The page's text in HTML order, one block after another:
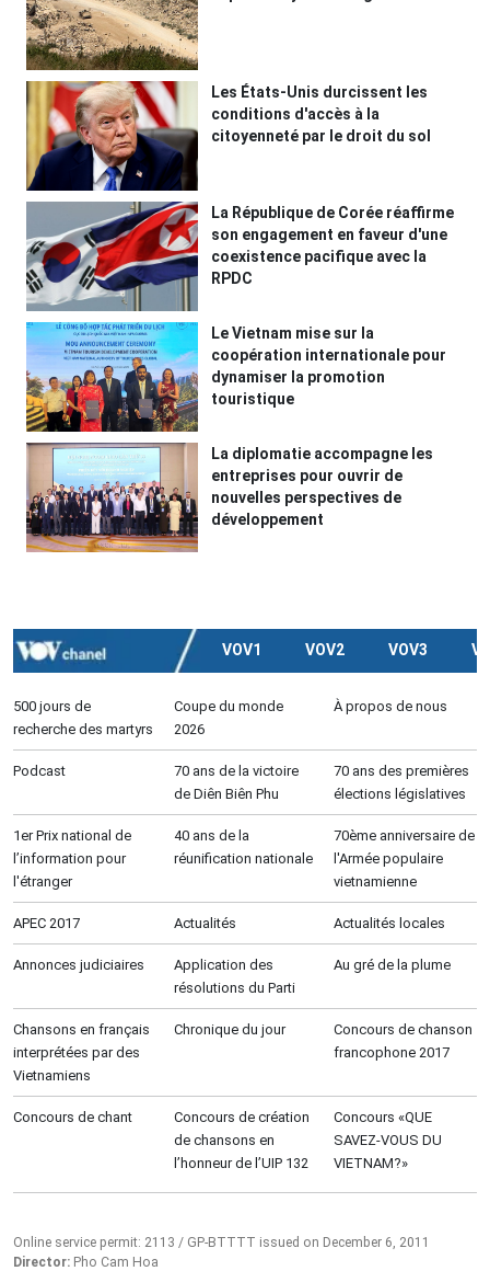
Les États-Unis durcissent les
conditions d'accès à la
citoyenneté par le droit du sol
La République de Corée réaffirme
son engagement en faveur d'une
coexistence pacifique avec la
RPDC
Le Vietnam mise sur la
coopération internationale pour
dynamiser la promotion
touristique
La diplomatie accompagne les
entreprises pour ouvrir de
nouvelles perspectives de
développement
VOV1 VOV2 VOV3
500 jours de
recherche des martyrs
Coupe du monde
2026
À propos de nous
Podcast
70 ans de la victoire
de Diên Biên Phu
70 ans des premières
élections législatives
1er Prix national de
l’information pour
l'étranger
40 ans de la
réunification nationale
70ème anniversaire de
l'Armée populaire
vietnamienne
APEC 2017 Actualités Actualités locales
Annonces judiciaires
Application des
résolutions du Parti
Au gré de la plume
Chansons en français
interprétées par des
Vietnamiens
Chronique du jour
Concours de chanson
francophone 2017
Concours de chant
Concours de création
de chansons en
l’honneur de l’UIP 132
Concours «QUE
SAVEZ-VOUS DU
VIETNAM?»
Online service permit: 2113 / GP-BTTTT issued on December 6, 2011
Director: Pho Cam Hoa